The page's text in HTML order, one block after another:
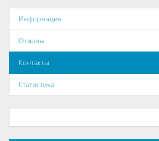
Информация
Отзывы
Контакты
Статистика